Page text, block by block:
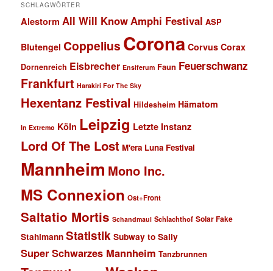
SCHLAGWÖRTER
Alestorm All Will KnowAmphi Festival ASP
Blutengel Coppelius Corona Corvus Corax
Dornenreich Eisbrecher Ensiferum Faun Feuerschwanz
Frankfurt Harakiri For The Sky
Hexentanz Festival Hildesheim Hämatom
In Extremo Köln Leipzig Letzte Instanz
Lord Of The Lost M'era Luna Festival
Mannheim Mono Inc.
MS Connexion Ost+Front
Saltatio Mortis Schandmaul Schlachthof Solar Fake
Stahlmann Statistik Subway to Sally
Super Schwarzes Mannheim Tanzbrunnen